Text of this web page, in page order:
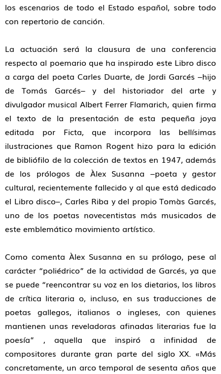
los escenarios de todo el Estado español, sobre todo
con repertorio de canción.
La actuación será la clausura de una conferencia
respecto al poemario que ha inspirado este Libro disco
a carga del poeta Carles Duarte, de Jordi Garcés –hijo
de Tomás Garcés– y del historiador del arte y
divulgador musical Albert Ferrer Flamarich, quien firma
el texto de la presentación de esta pequeña joya
editada por Ficta, que incorpora las bellísimas
ilustraciones que Ramon Rogent hizo para la edición
de bibliófilo de la colección de textos en 1947, además
de los prólogos de Àlex Susanna –poeta y gestor
cultural, recientemente fallecido y al que está dedicado
el Libro disco–, Carles Riba y del propio Tomàs Garcés,
uno de los poetas novecentistas más musicados de
este emblemático movimiento artístico.
Como comenta Àlex Susanna en su prólogo, pese al
carácter “poliédrico” de la actividad de Garcés, ya que
se puede “reencontrar su voz en los dietarios, los libros
de crítica literaria o, incluso, en sus traducciones de
poetas gallegos, italianos o ingleses, con quienes
mantienen unas reveladoras afinadas literarias fue la
poesía” , aquella que inspiró a infinidad de
compositores durante gran parte del siglo XX. «Más
concretamente, un arco temporal de sesenta años que